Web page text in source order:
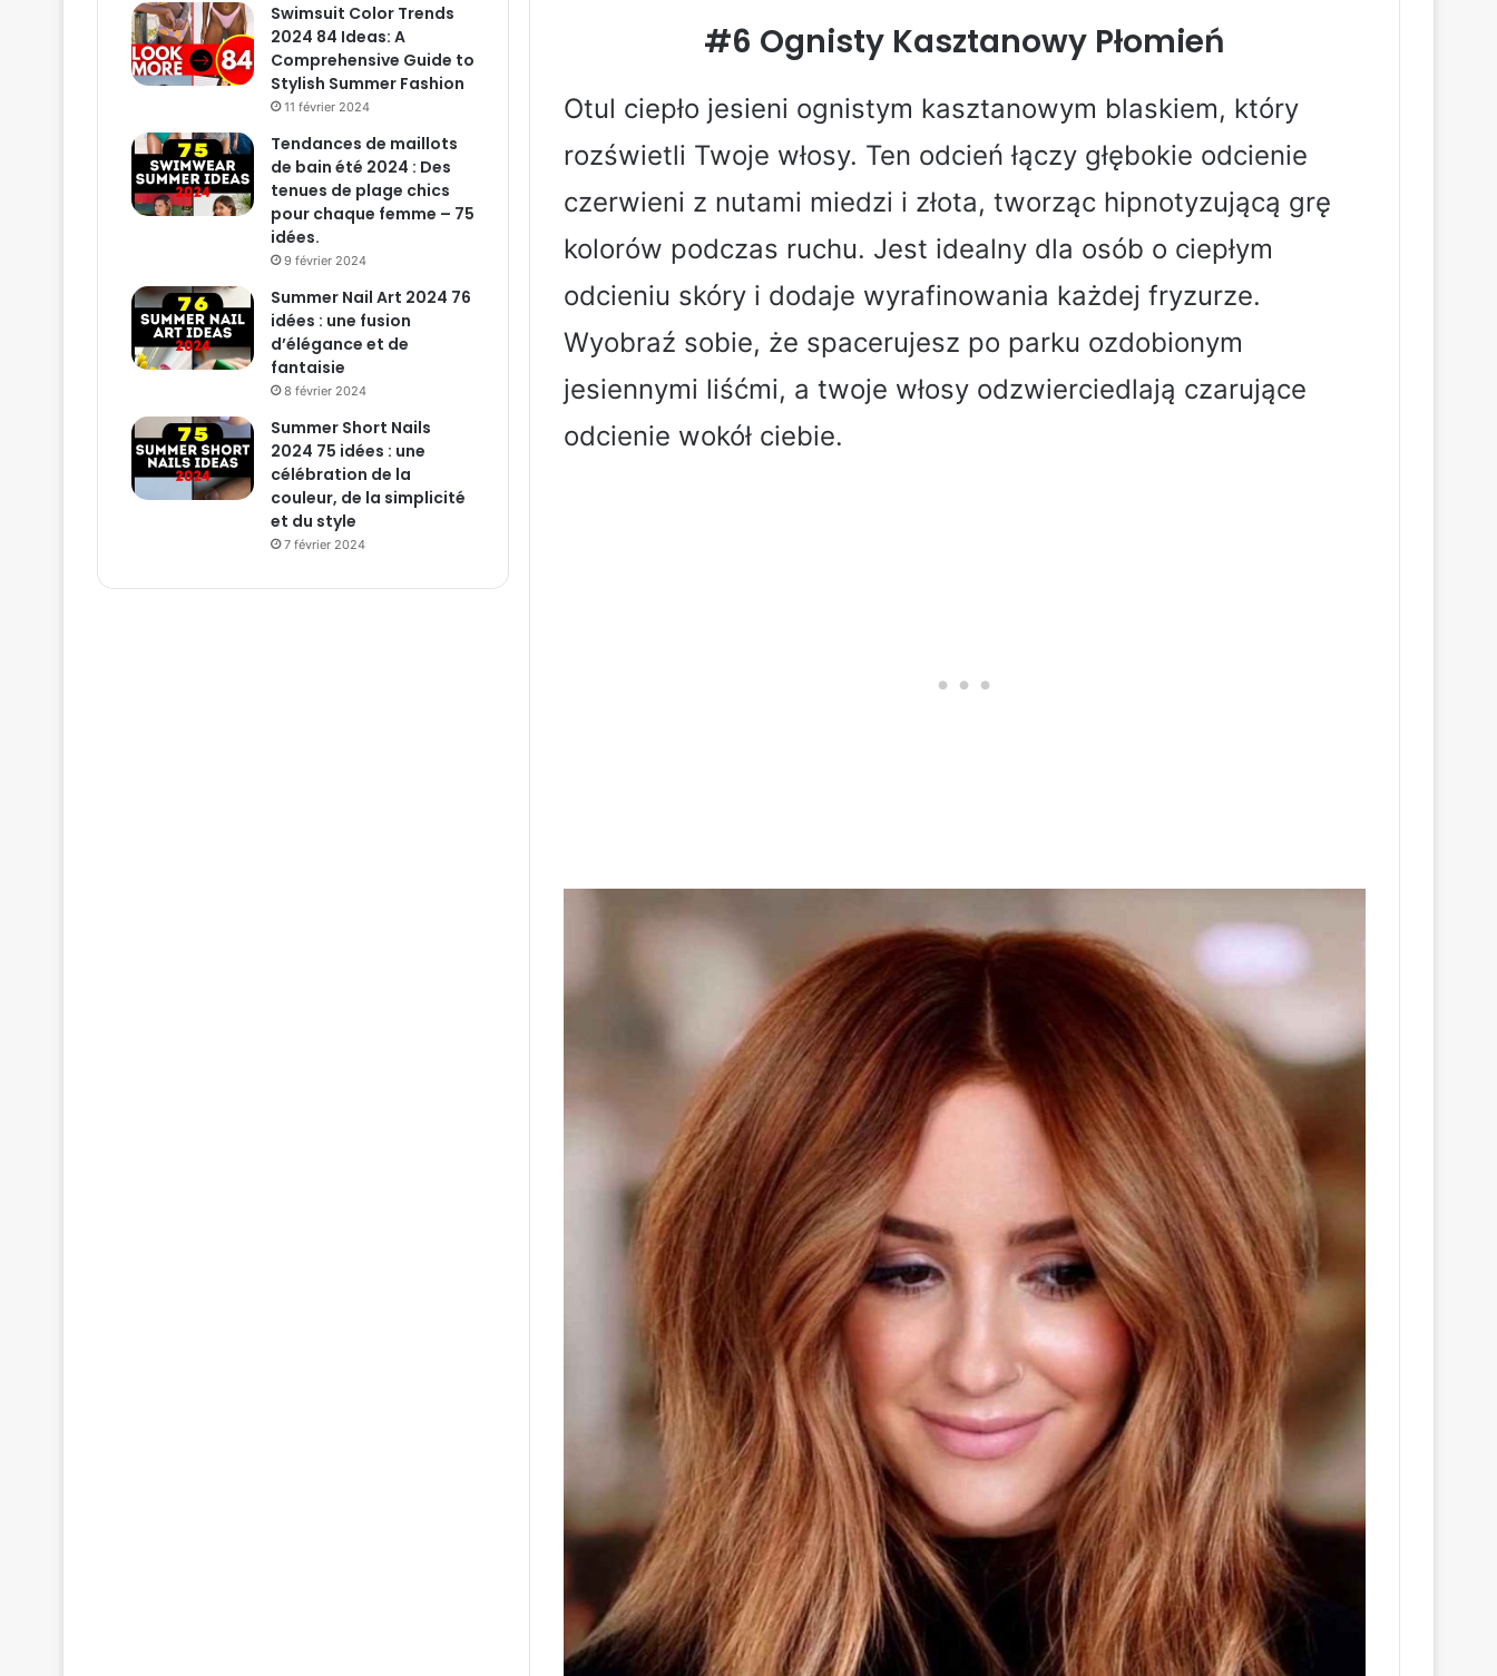
#6 Ognisty Kasztanowy Płomień
Otul ciepło jesieni ognistym kasztanowym blaskiem, który
rozświetli Twoje włosy. Ten odcień łączy głębokie odcienie
czerwieni z nutami miedzi i złota, tworząc hipnotyzującą grę
kolorów podczas ruchu. Jest idealny dla osób o ciepłym
odcieniu skóry i dodaje wyrafinowania każdej fryzurze.
Wyobraź sobie, że spacerujesz po parku ozdobionym
jesiennymi liśćmi, a twoje włosy odzwierciedlają czarujące
odcienie wokół ciebie.
Swimsuit Color Trends
2024 84 Ideas: A
Comprehensive Guide to
Stylish Summer Fashion
11 février 2024
Tendances de maillots
de bain été 2024 : Des
tenues de plage chics
pour chaque femme – 75
idées.
9 février 2024
Summer Nail Art 2024 76
idées : une fusion
d’élégance et de
fantaisie
8 février 2024
Summer Short Nails
2024 75 idées : une
célébration de la
couleur, de la simplicité
et du style
7 février 2024